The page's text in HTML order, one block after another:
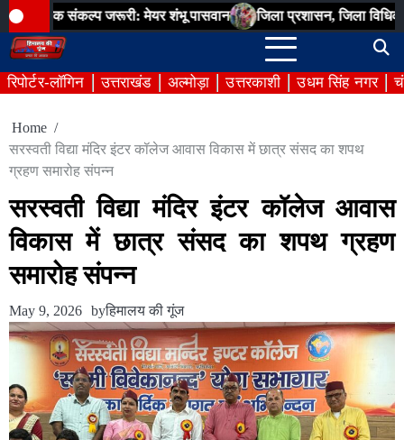
Skip
to
content
संकल्प जरूरी: मेयर शंभू पासवान जिला प्रशासन, जिला विधिक सेवा
रिपोर्टर-लॉगिन उत्तराखंड अल्मोड़ा उत्तरकाशी उधम सिंह नगर
Home
सरस्वती विद्या मंदिर इंटर कॉलेज आवास विकास में छात्र संसद का शपथ
ग्रहण समारोह संपन्न
सरस्वती विद्या मंदिर इंटर कॉलेज आवास
विकास में छात्र संसद का शपथ ग्रहण
समारोह संपन्न
May 9, 2026 byहिमालय की गूंज